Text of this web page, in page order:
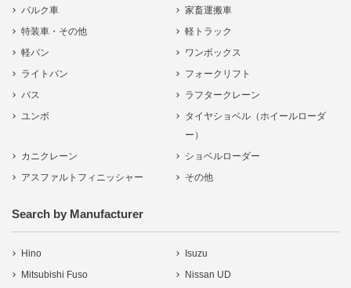
バルク車
家畜運搬車
特装車・その他
軽トラック
軽バン
ワンボックス
ライトバン
フォークリフト
バス
ラフタークレーン
ユンボ
タイヤショベル（ホイールローダ
ー）
カニクレーン
ショベルローダー
アスファルトフィニッシャー
その他
Search by Manufacturer
Hino
Isuzu
Mitsubishi Fuso
Nissan UD